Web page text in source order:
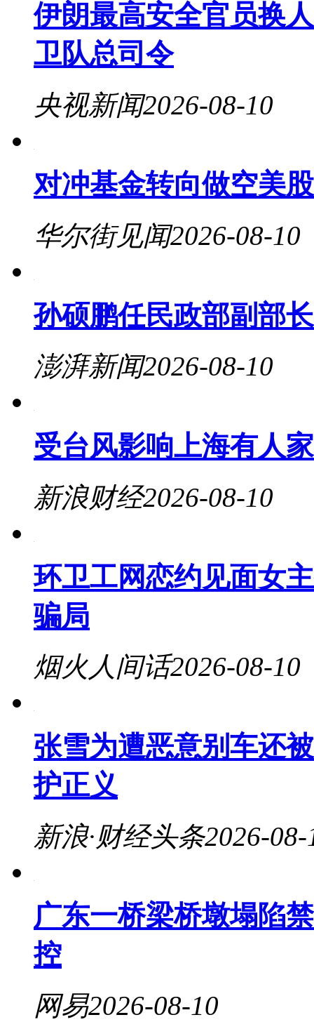
伊朗最高安全官员换
卫队总司令
央视新闻2026-08-10
对冲基金转向做空美
华尔街见闻2026-08-10
孙硕鹏任民政部副部
澎湃新闻2026-08-10
受台风影响上海有人
新浪财经2026-08-10
环卫工网恋约见面女
骗局
烟火人间话2026-08-10
张雪为遭恶意别车还
护正义
新浪·财经头条2026-08-
广东一桥梁桥墩塌陷
控
网易2026-08-10